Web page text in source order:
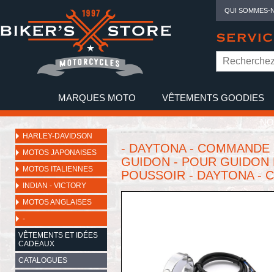
QUI SOMMES-
MARQUES MOTO VÊTEMENTS GOODIES
HARLEY-DAVIDSON
MOTOS JAPONAISES
MOTOS ITALIENNES
INDIAN - VICTORY
MOTOS ANGLAISES
-
VÊTEMENTS ET IDÉES
CADEAUX
CATALOGUES
- DAYTONA -
GUIDON - POUR
POUSSOIR - DAYTONA -